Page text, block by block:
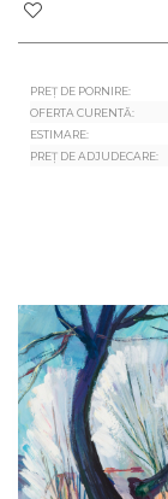
PREȚ DE PORNIRE:
OFERTA CURENTĂ:
ESTIMARE:
PREȚ DE ADJUDECARE: